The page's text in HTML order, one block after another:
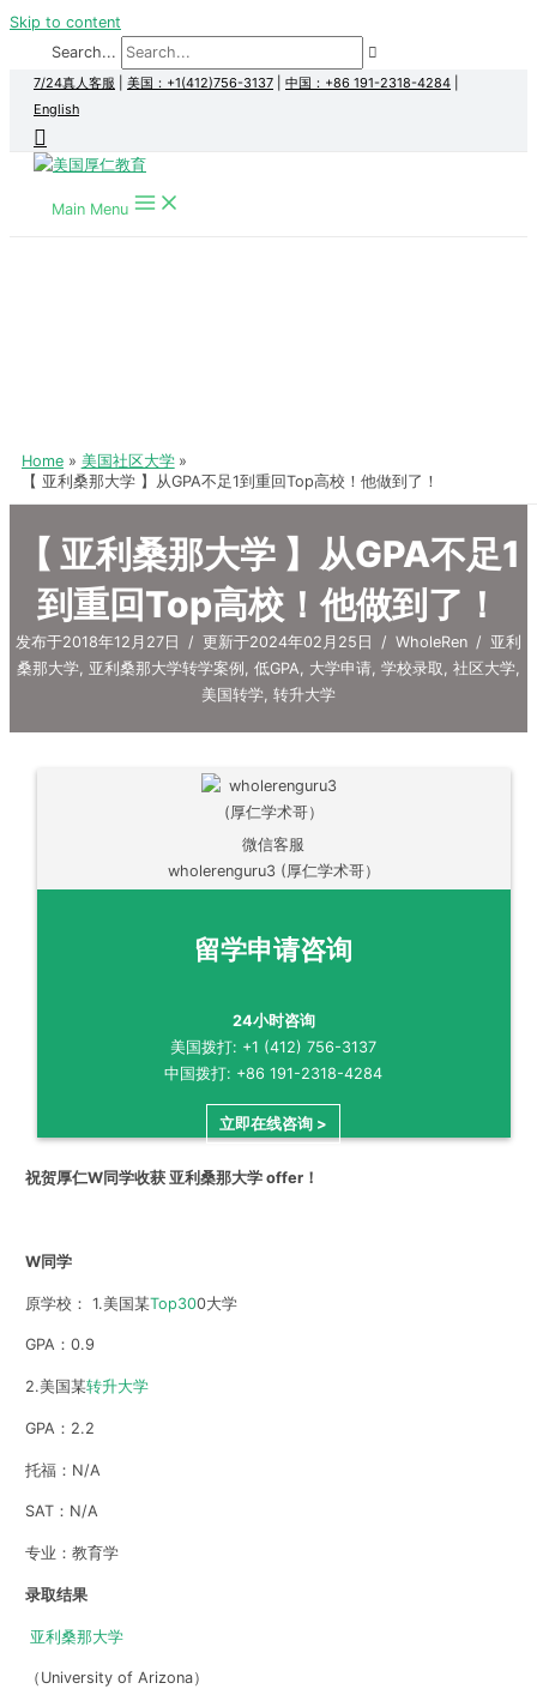
Skip to content
Search...
7/24真人客服 美国：+1(412)756-3137 中国：+86 191-2318-4284
English
Main Menu
Home
美国社区大学
【 亚利桑那大学 】从GPA不足1到重回Top高校！他做到了！
【 亚利桑那大学 】从GPA不足1
到重回Top高校！他做到了！
发布于2018年12月27日 / 更新于2024年02月25日 / WholeRen / 亚利
桑那大学, 亚利桑那大学转学案例 , 低GPA, 大学申请, 学校录取 , 社区大学,
美国转学, 转升大学
微信客服
wholerenguru3 (厚仁学术哥）
留学申请咨询
24小时咨询
美国拨打: +1 (412) 756-3137
中国拨打: +86 191-2318-4284
立即在线咨询 >
祝贺厚仁W同学收获 亚利桑那大学 offer！
W同学
原学校： 1.美国某Top300大学
GPA：0.9
2.美国某转升大学
GPA：2.2
托福：N/A
SAT：N/A
专业：教育学
录取结果
亚利桑那大学
（ University of Arizona）